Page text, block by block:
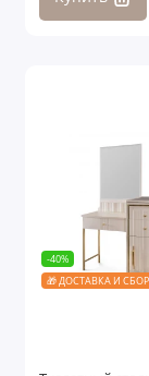
-40%
🎁 ДОСТАВКА И